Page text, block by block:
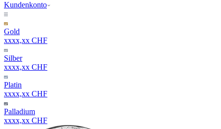
Kundenkonto
Gold
xxxx,xx CHF
Silber
xxxx,xx CHF
Platin
xxxx,xx CHF
Palladium
xxxx,xx CHF